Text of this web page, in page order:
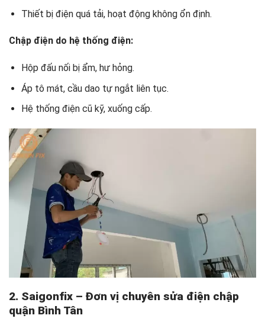
Thiết bị điện quá tải, hoạt động không ổn định.
Chập điện do hệ thống điện:
Hộp đấu nối bị ẩm, hư hỏng.
Áp tô mát, cầu dao tự ngắt liên tục.
Hệ thống điện cũ kỹ, xuống cấp.
2. Saigonfix – Đơn vị chuyên sửa điện chập
quận Bình Tân